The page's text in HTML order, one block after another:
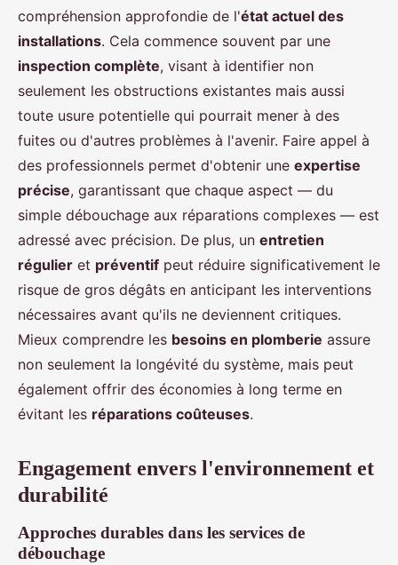
compréhension approfondie de l'état actuel des
installations. Cela commence souvent par une
inspection complète, visant à identifier non
seulement les obstructions existantes mais aussi
toute usure potentielle qui pourrait mener à des
fuites ou d'autres problèmes à l'avenir. Faire appel à
des professionnels permet d'obtenir une expertise
précise, garantissant que chaque aspect — du
simple débouchage aux réparations complexes — est
adressé avec précision. De plus, un entretien
régulier et préventif peut réduire significativement le
risque de gros dégâts en anticipant les interventions
nécessaires avant qu'ils ne deviennent critiques.
Mieux comprendre les besoins en plomberie assure
non seulement la longévité du système, mais peut
également offrir des économies à long terme en
évitant les réparations coûteuses.
Engagement envers l'environnement et
durabilité
Approches durables dans les services de
débouchage